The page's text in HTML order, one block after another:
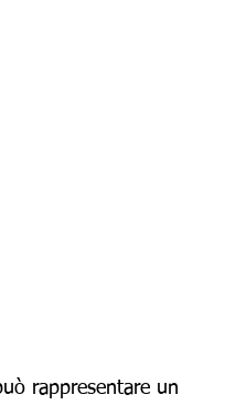
rappresentare un